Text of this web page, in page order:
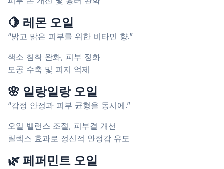
🍋 레몬 오일
“밝고 맑은 피부를 위한 비타민 향.”
색소 침착 완화, 피부 정화
모공 수축 및 피지 억제
🌸 일랑일랑 오일
“감정 안정과 피부 균형을 동시에.”
오일 밸런스 조절, 피부결 개선
릴렉스 효과로 정신적 안정감 유도
🌿 페퍼민트 오일